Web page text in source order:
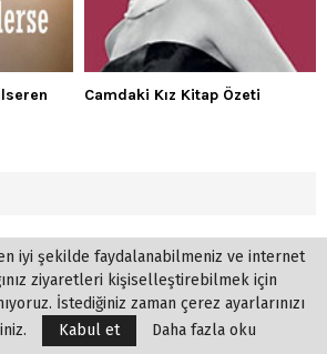
Camdaki Kız Kitap Özeti
iyi şekilde faydalanabilmeniz ve internet
ziyaretleri kişiselleştirebilmek için
İstediğiniz zaman çerez ayarlarınızı
Kabul et Daha fazla oku